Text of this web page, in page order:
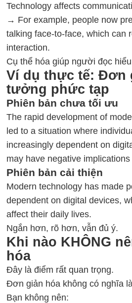
Technology affects
→ For example, people now
talking face-to-face, which can
interaction.
Cụ thể hóa giúp người đọc
Ví dụ thực tế: Đơn
tưởng phức tạp
Phiên bản chưa tối ưu
The rapid development of
led to a situation where
increasingly dependent on
may have negative
Phiên bản cải thiện
Modern technology has made
dependent on digital devices,
affect their daily lives.
Ngắn hơn, rõ hơn, vẫn đủ ý.
Khi nào KHÔNG
hóa
Đây là điểm rất quan trọng.
Đơn giản hóa không có nghĩa
Bạn không nên: